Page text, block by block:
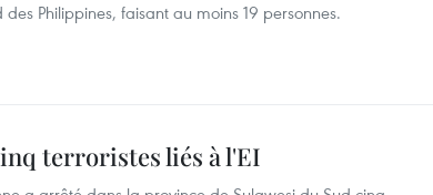
Philippines, faisant au moins 19 personnes.
terroristes liés à l'EI